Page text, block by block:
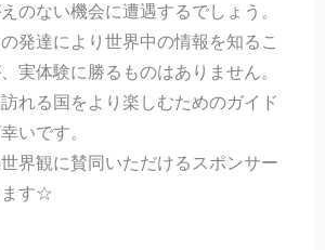
のない機会に遭遇するでしょう。
発達により世界中の情報を知るこ
実体験に勝るものはありません。
れる国をより楽しむためのガイド
いです。
界観に賛同いただけるスポンサー
ます☆